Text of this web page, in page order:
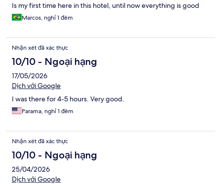
Is my first time here in this hotel, until now everything is good
Marcos, nghỉ 1 đêm
Nhận xét đã xác thực
10/10 - Ngoại hạng
17/05/2026
Dịch với Google
I was there for 4-5 hours. Very good.
Parama, nghỉ 1 đêm
Nhận xét đã xác thực
10/10 - Ngoại hạng
25/04/2026
Dịch với Google